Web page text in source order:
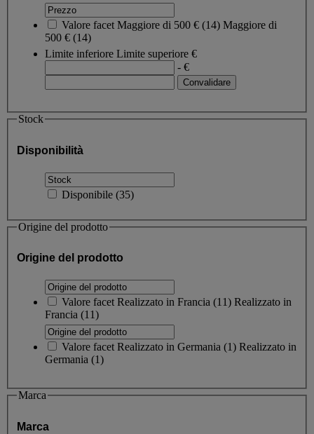
Valore facet Maggiore di 500 € (14) Maggiore di
500 € (14)
Limite inferiore Limite superiore €
- €
Stock
Disponibilità
Disponibile (35)
Origine del prodotto
Origine del prodotto
Valore facet Realizzato in Francia (11) Realizzato in
Francia (11)
Valore facet Realizzato in Germania (1) Realizzato in
Germania (1)
Marca
Marca